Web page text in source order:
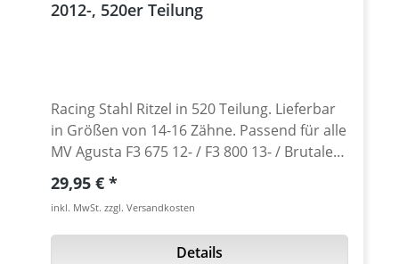
2012-, 520er Teilung
Racing Stahl Ritzel in 520 Teilung. Lieferbar
in Größen von 14-16 Zähne. Passend für alle
MV Agusta F3 675 12- / F3 800 13- / Brutale
675 12- / Brutale 800 13- Standard Teilung
für die 675er Modelle ist 520! Standard
Teilung für die 800er Modelle ist 525! Abb.
ähnlich
Regulärer Preis:
29,95 €
inkl. MwSt. zzgl. Versandkosten
Details